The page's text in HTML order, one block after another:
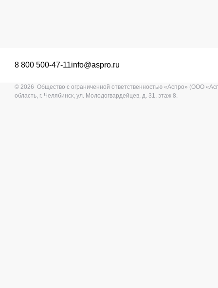
8 800 500-47-11info@aspro.ru
© 2026 Общество с ограниченной ответственностью «Аспро» (ООО
область, г. Челябинск, ул. Молодогвардейцев, д. 31, этаж 8.